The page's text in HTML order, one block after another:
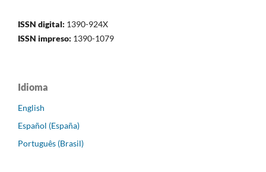
ISSN digital: 1390-924X
ISSN impreso: 1390-1079
Idioma
English
Español (España)
Português (Brasil)